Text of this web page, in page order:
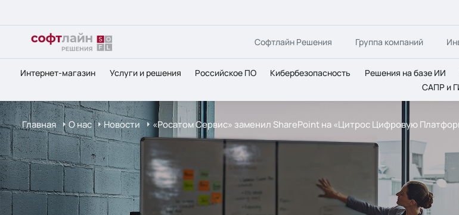
Софтлайн Решения Группа компаний
Интернет-магазин Услуги и решения Российское ПО Кибербезопасность Решения на базе ИИ
САПР и
Главная О нас Новости «Росатом Сервис» заменил SharePoint на «Цитрос Цифровую